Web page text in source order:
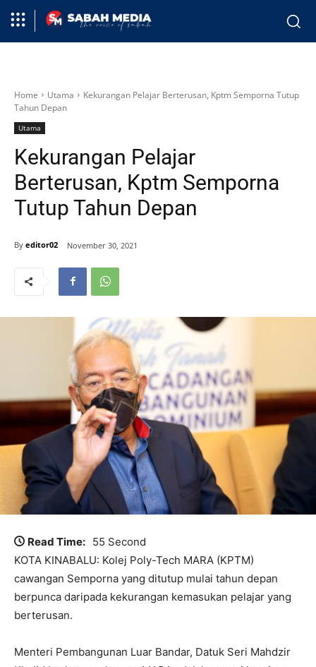
Home Utama
Kekurangan Pelajar Berterusan, Kptm Semporna Tutup
Tahun Depan
Utama
Kekurangan Pelajar
Berterusan, Kptm Semporna
Tutup Tahun Depan
By editor02 November 30, 2021
Read Time: 55 Second
KOTA KINABALU: Kolej Poly-Tech MARA (KPTM)
cawangan Semporna yang ditutup mulai tahun depan
berpunca daripada kekurangan kemasukan pelajar yang
berterusan.
Menteri Pembangunan Luar Bandar, Datuk Seri Mahdzir